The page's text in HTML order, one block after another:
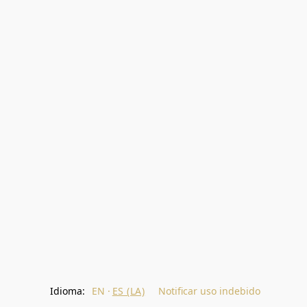
Idioma: EN ES (LA) Notificar uso indebido